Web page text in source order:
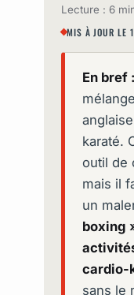
Lecture : 6
MIS À JOUR
En bref :
karaté.
outil de
mais il
un
boxing
cardio-
sans le